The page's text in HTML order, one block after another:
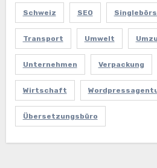
Schweiz SEO
Transport Umwelt
Unternehmen Verpackung
Wirtschaft
Übersetzungsbüro